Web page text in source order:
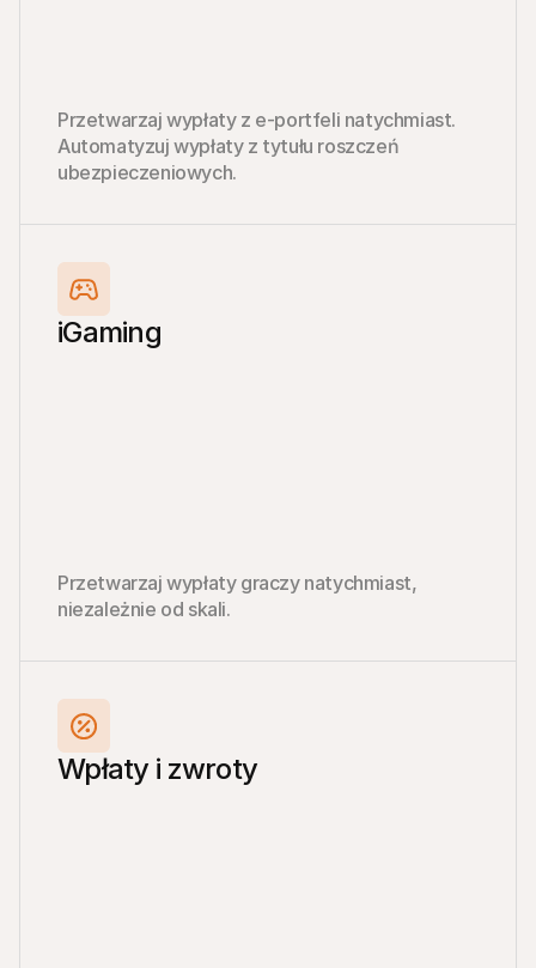
Przetwarzaj wypłaty z e-portfeli natychmiast.
Automatyzuj wypłaty z tytułu roszczeń
ubezpieczeniowych.
iGaming
Przetwarzaj wypłaty graczy natychmiast,
niezależnie od skali.
Wpłaty i zwroty